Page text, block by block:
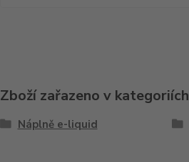
Zboží zařazeno v kategoriích
Náplně e-liquid